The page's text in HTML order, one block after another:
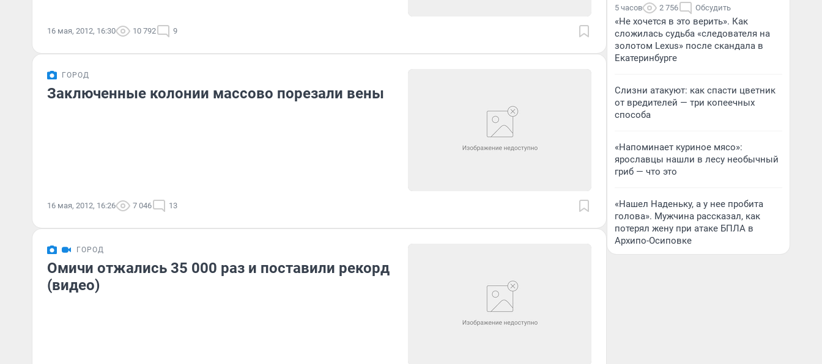
16 мая, 2012, 16:30 10 792 9
ГОРОД
Заключенные колонии массово порезали вены
16 мая, 2012, 16:26 7 046 13
ГОРОД
Омичи отжались 35 000 раз и поставили рекорд
(видео)
5 часов 2 756 Обсудить
«Не хочется в это верить». Как
сложилась судьба «следователя на
золотом Lexus» после скандала в
Екатеринбурге
Слизни атакуют: как спасти цветник
от вредителей — три копеечных
способа
«Напоминает куриное мясо»:
ярославцы нашли в лесу необычный
гриб — что это
«Нашел Наденьку, а у нее пробита
голова». Мужчина рассказал, как
потерял жену при атаке БПЛА в
Архипо-Осиповке